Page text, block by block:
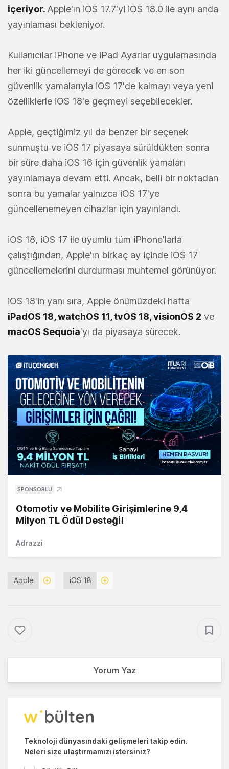
içeriyor. Apple'ın iOS 17.7'yi iOS 18.0 ile aynı anda
yayınlaması bekleniyor.
Kullanıcılar iPhone ve iPad Ayarlar uygulamasında
her iki güncellemeyi de görecek ve en son
güvenlik yamalarıyla iOS 17'de kalmayı veya yeni
özelliklerle iOS 18'e geçmeyi seçebilecekler.
Apple, geçtiğimiz yıl da benzer bir seçenek
sunmuştu ve iOS 17 piyasaya sürüldükten sonra
bir süre daha iOS 16 için güvenlik yamaları
yayınlamaya devam etti. Ancak, belli bir noktadan
sonra bu yamalar yalnızca iOS 17'ye
güncellenemeyen cihazlar için yayınlandı.
iOS 18, iOS 17 ile uyumlu tüm iPhone'larla
çalıştığından, Apple'ın birkaç ay içinde iOS 17
güncellemelerini durdurması muhtemel görünüyor.
iOS 18'in yanı sıra, Apple önümüzdeki hafta
iPadOS 18, watchOS 11, tvOS 18, visionOS 2 ve
macOS Sequoia'yı da piyasaya sürecek.
SPONSORLU
Otomotiv ve Mobilite Girişimlerine 9,4
Milyon TL Ödül Desteği!
Adrazzi
Apple iOS 18
Yorum Yaz
Teknoloji dünyasındaki gelişmeleri takip edin.
Neleri size ulaştırmamızı istersiniz?